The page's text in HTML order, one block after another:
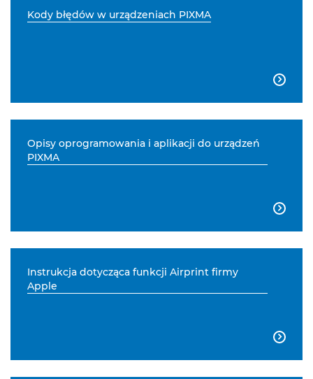
Kody błędów w urządzeniach PIXMA

Opisy oprogramowania i aplikacji do urządzeń
PIXMA

Instrukcja dotycząca funkcji Airprint firmy
Apple
